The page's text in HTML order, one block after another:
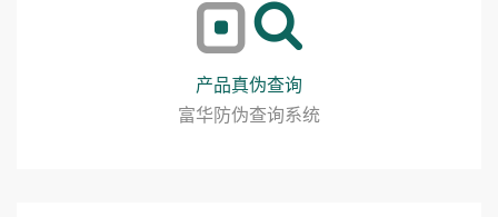
产品真伪查询
富华防伪查询系统